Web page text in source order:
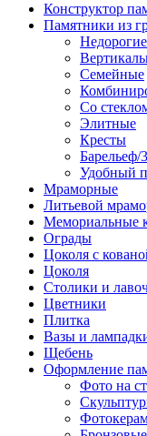
Конструктор
Памятники из
Недорогие
Семейные
Со
Элитные
Кресты
Барельеф/
Удобный
Мраморные
Литьевой
Мемориальные
Ограды
Цоколя с
Цоколя
Столики и
Цветники
Плитка
Вазы и
Щебень
Оформление
Фото на